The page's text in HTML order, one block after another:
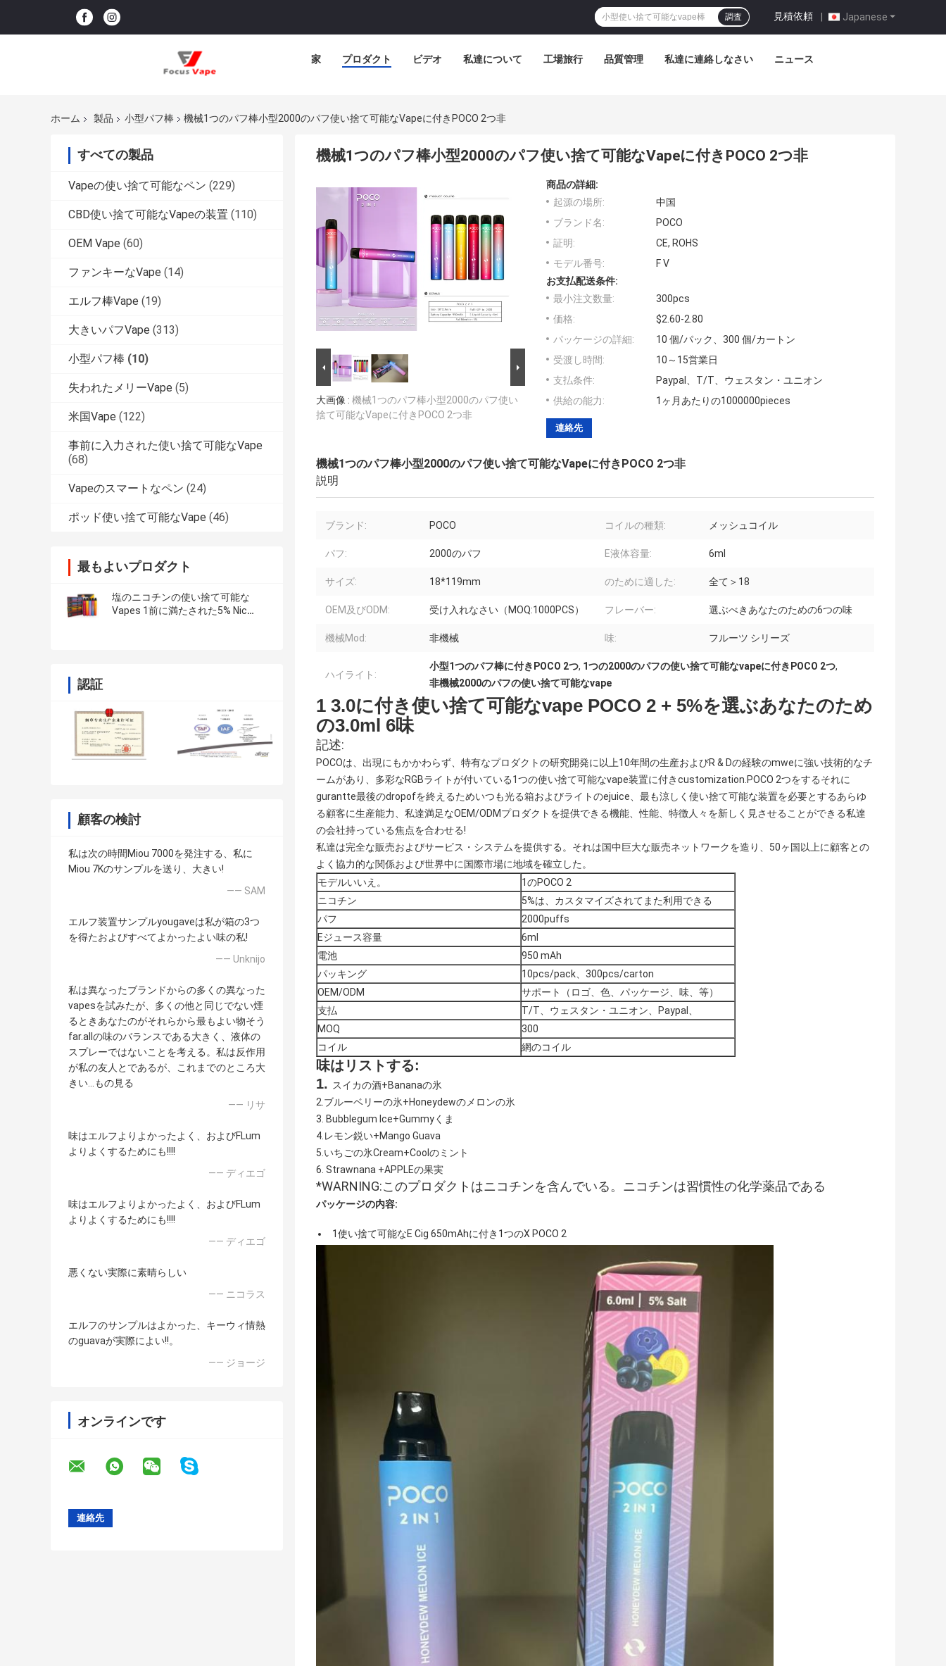
Japanese
見積依頼 |
調査
家 プロダクト ビデオ 私達について 工場旅行 品質管理 私達に連絡しなさい ニュース
ホーム 製品 小型パフ棒 機械1つのパフ棒小型2000のパフ使い捨て可能なVapeに付きPOCO 2つ非
すべての製品
Vapeの使い捨て可能なペン (229)
CBD使い捨て可能なVapeの装置 (110)
OEM Vape (60)
ファンキーなVape (14)
エルフ棒Vape (19)
大きいパフVape (313)
小型パフ棒 (10)
失われたメリーVape (5)
米国Vape (122)
事前に入力された使い捨て可能なVape
(68)
Vapeのスマートなペン (24)
ポッド使い捨て可能なVape (46)
最もよいプロダクト
塩のニコチンの使い捨て可能な
Vapes 1前に満たされた5% Nic
認証
顧客の検討
私は次の時間Miou 7000を発注する、私に
Miou 7Kのサンプルを送り、大きい!
—— SAM
エルフ装置サンプルyougaveは私が箱の3つ
を得たおよびすべてよかったよい味の私!
—— Unknijo
私は異なったブランドからの多くの異なった
vapesを試みたが、多くの他と同じでない煙
るときあなたのがそれらから最もよい物そう
far.allの味のバランスである大きく、液体の
スプレーではないことを考える。私は反作用
が私の友人とであるが、これまでのところ大
きい…もの見る
—— リサ
味はエルフよりよかったよく、およびFLum
よりよくするためにも!!!!
—— ディエゴ
味はエルフよりよかったよく、およびFLum
よりよくするためにも!!!!
—— ディエゴ
悪くない実際に素晴らしい
—— ニコラス
エルフのサンプルはよかった、キーウィ情熱
のguavaが実際によい!!。
—— ジョージ
オンラインです
機械1つのパフ棒小型2000のパフ使い捨て可能なVapeに付きPOCO 2つ非
大画像 : 機械1つのパフ棒小型2000のパフ使い
捨て可能なVapeに付きPOCO 2つ非
商品の詳細:
起源の場所:
中国
ブランド名:
POCO
証明:
CE, ROHS
モデル番号:
F V
お支払配送条件:
最小注文数量:
300pcs
価格:
$2.60-2.80
パッケージの詳細:
10 個/パック、300 個/カートン
受渡し時間:
10～15営業日
支払条件:
Paypal、T/T、ウェスタン・ユニオン
供給の能力:
1ヶ月あたりの1000000pieces
連絡先
機械1つのパフ棒小型2000のパフ使い捨て可能なVapeに付きPOCO 2つ非
説明
ブランド: POCO コイルの種類: メッシュコイル
パフ: 2000のパフ E液体容量: 6ml
サイズ: 18*119mm のために適した: 全て＞18
OEM及びODM: 受け入れなさい（MOQ:1000PCS） フレーバー: 選ぶべきあなたのための6つの味
機械Mod: 非機械 味: フルーツ シリーズ
ハイライト:
小型1つのパフ棒に付きPOCO 2つ, 1つの2000のパフの使い捨て可能なvapeに付きPOCO 2つ,
非機械2000のパフの使い捨て可能なvape
1 3.0に付き使い捨て可能なvape POCO 2 + 5%を選ぶあなたのため
の3.0ml 6味
記述:
POCOは、出現にもかかわらず、特有なプロダクトの研究開発に以上10年間の生産およびR & Dの経験のmweに強い技術的なチ
ームがあり、多彩なRGBライトが付いている1つの使い捨て可能なvape装置に付きcustomization.POCO 2つをするそれに
gurantte最後のdropofを終えるためいつも光る箱およびライトのejuice、最も涼しく使い捨て可能な装置を必要とするあらゆ
る顧客に生産能力、私達満足なOEM/ODMプロダクトを提供できる機能、性能、特徴人々を新しく見させることができる私達
の会社持っている焦点を合わせる!
私達は完全な販売およびサービス・システムを提供する。それは国中巨大な販売ネットワークを造り、50ヶ国以上に顧客との
よく協力的な関係および世界中に国際市場に地域を確立した。
モデルいいえ。
1のPOCO 2
ニコチン
5%は、カスタマイズされてまた利用できる
パフ
2000puffs
Eジュース容量
6ml
電池
950 mAh
パッキング
10pcs/pack、300pcs/carton
OEM/ODM
サポート（ロゴ、色、パッケージ、味、等）
支払
T/T、ウェスタン・ユニオン、Paypal、
MOQ
300
コイル
網のコイル
味はリストする:
1. スイカの酒+Bananaの氷
2.ブルーベリーの氷+Honeydewのメロンの氷
3. Bubblegum Ice+Gummyくま
4.レモン鋭い+Mango Guava
5.いちごの氷Cream+Coolのミント
6. Strawnana +APPLEの果実
*WARNING:このプロダクトはニコチンを含んでいる。ニコチンは習慣性の化学薬品である
パッケージの内容:
1使い捨て可能なE Cig 650mAhに付き1つのX POCO 2